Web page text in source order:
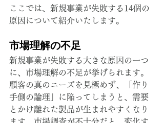
ここでは、新規事業が失敗する14個の
原因について紹介いたします。
市場理解の不足
新規事業が失敗する大きな原因の一つ
に、市場理解の不足が挙げられます。
顧客の真のニーズを見極めず、「作り
手側の論理」に陥ってしまうと、需要
とかけ離れた製品が生まれやすくなり
ます。市場調査が不十分だと、変化す